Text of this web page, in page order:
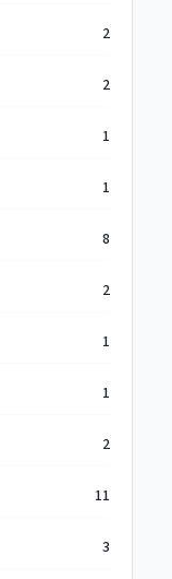
2
2
1
1
8
2
1
1
2
11
3